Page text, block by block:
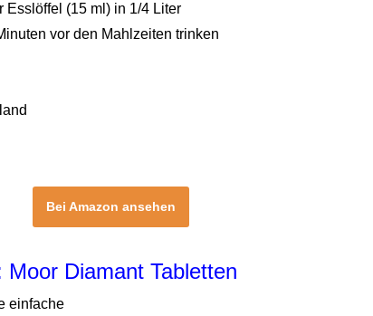
Esslöffel (15 ml) in 1/4 Liter
vor den Mahlzeiten trinken
Bei Amazon ansehen
Diamant Tabletten
einfache